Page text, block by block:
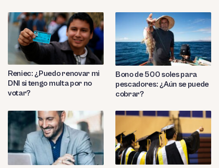
Reniec: ¿Puedo renovar mi
DNI si tengo multa por no
votar?
Bono de 500 soles para
pescadores: ¿Aún se puede
cobrar?